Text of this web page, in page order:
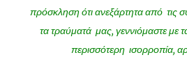
πρόσκληση ότι ανεξάρτητα από τις
τα τραύματά μας, γεννιόμαστε με
περισσότερη ισορροπία,